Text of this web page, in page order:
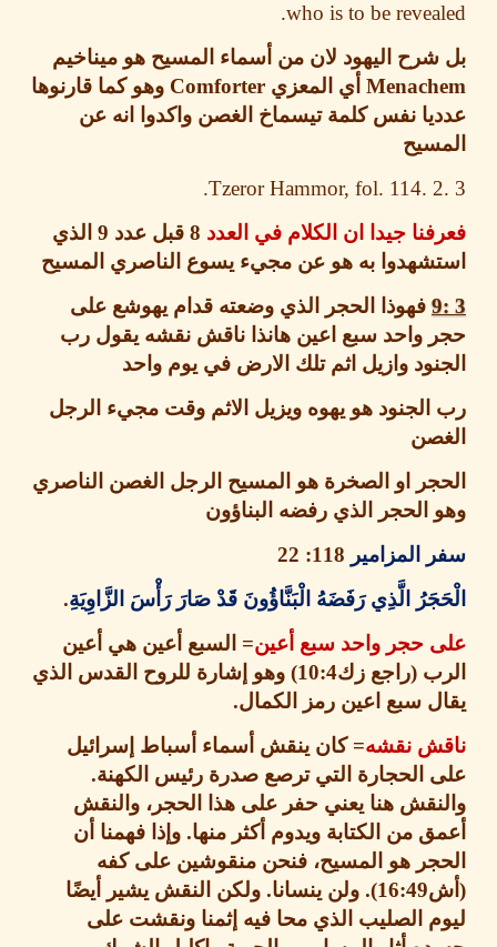
who is to be
اليهود لان من أسماء المسيح هو ميناخيم
أي المعزيComforter وهو كما قارنوها
نفس كلمة تيسماخ الغصن واكدوا انه عن
Tzeror Hammor, fol. 114.
جيدا ان الكلام في العدد8 قبل عدد9
الذي
به هو عن مجيء يسوع الناصري المسيح
فهوذا الحجر الذي وضعته قدام يهوشع على
واحد سبع اعين هانذا ناقش نقشه يقول رب
وازيل اثم تلك الارض في يوم واحد
هو يهوه ويزيل الاثم وقت مجيء الرجل
او الصخرة هو المسيح الرجل الغصن الناصري
الحجر الذي رفضه البناؤون
المزامير118: 22
الَّذِي رَفَضَهُ الْبَنَّاؤُونَ قَدْ صَارَ رَأْسَ الزَّاوِيَةِ
حجر واحد سبع أعين= السبع أعين هي أعين
راجع زك 10:4)
وهو إشارة للروح القدس الذي
سبع اعين رمز الكمال
نقشه=كان ينقش أسماء أسباط إسرائيل
الحجارة التي ترصع صدرة رئيس الكهنة.
هنا يعني حفر على هذا الحجر، والنقش
من الكتابة ويدوم أكثر منها.وإذا فهمنا أن
هو المسيح، فنحن منقوشين على كفه
16:49). ولن ينسانا.ولكن النقش يشير أيضًا
الصليب الذي محا فيه إثمنا ونقشت على